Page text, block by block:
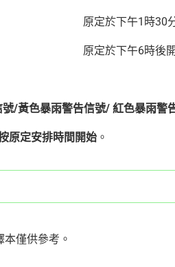
原定於下午1時30
原定於下午6時後
/黃色暴雨警告信號/ 紅色暴雨警
原定安排時間開始 。
僅供參考。